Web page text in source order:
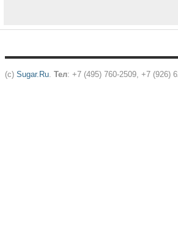
(c) Sugar.Ru. Тел: +7 (495) 760-2509, +7 (926)